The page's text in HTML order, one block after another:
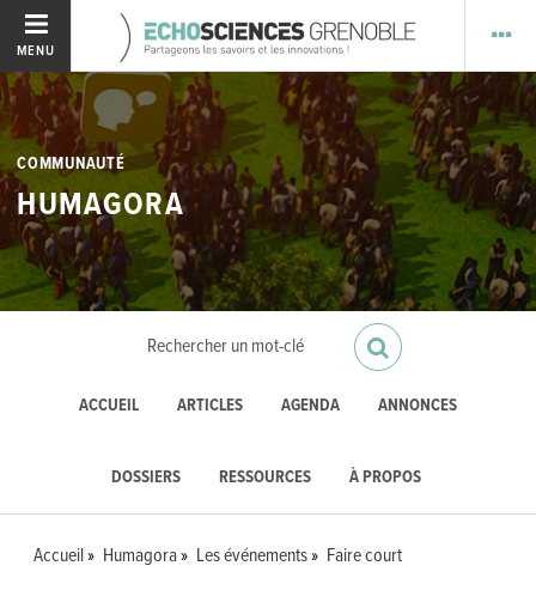
MENU
COMMUNAUTÉ
HUMAGORA
ACCUEIL ARTICLES AGENDA ANNONCES
DOSSIERS RESSOURCES À PROPOS
Accueil Humagora Les événements Faire court